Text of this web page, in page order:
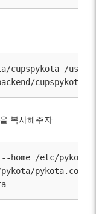
cupspykota /usr/
cupspykota
복사해주자
home /etc/pykota
pykota.conf